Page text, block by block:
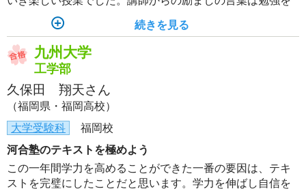
やめたくなったときに自分を動かす原動力となりました。
続きを見る
九州大学
工学部
久保田 翔天さん
（福岡県・福岡高校）
大学受験科
福岡校
河合塾のテキストを極めよう
この一年間学力を高めることができた一番の要因は、テキ
ストを完璧にしたことだと思います。学力を伸ばし自信を